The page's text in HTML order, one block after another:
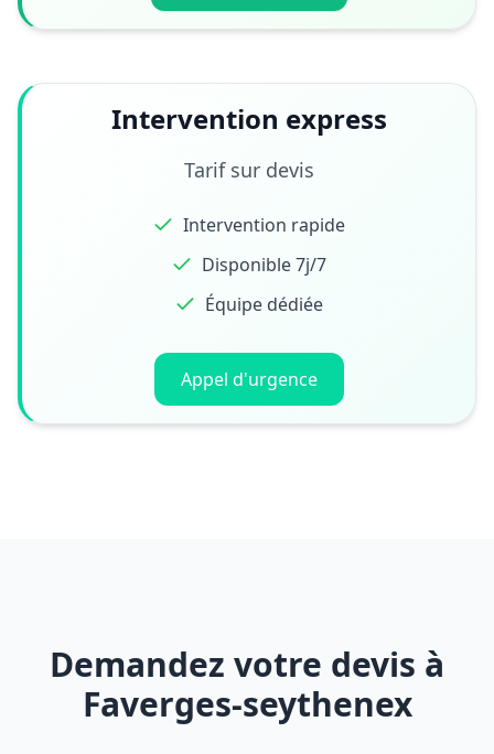
Intervention express
Tarif sur devis
Intervention rapide
Disponible 7j/7
Équipe dédiée
Appel d'urgence
Demandez votre devis à
Faverges-seythenex